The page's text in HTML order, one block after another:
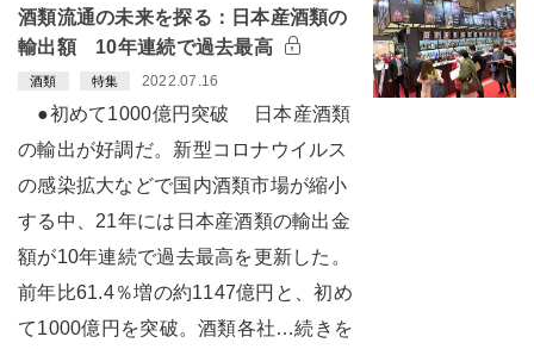
酒類流通の未来を探る：日本産酒類の
輸出額 10年連続で過去最高
酒類 特集 2022.07.16
●初めて1000億円突破 日本産酒類
の輸出が好調だ。新型コロナウイルス
の感染拡大などで国内酒類市場が縮小
する中、21年には日本産酒類の輸出金
額が10年連続で過去最高を更新した。
前年比61.4％増の約1147億円と、初め
て1000億円を突破。酒類各社…続きを